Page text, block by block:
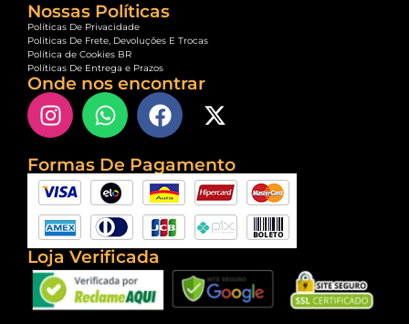
Nossas Políticas
Políticas De Privacidade
Políticas De Frete, Devoluções E Trocas
Política de Cookies BR
Políticas De Entrega e Prazos
Onde nos encontrar
Formas De Pagamento
Loja Verificada